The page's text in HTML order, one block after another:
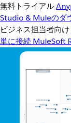
無料トライアル
Studio & Muleのダ
ビジネス担当者向け
単に接続 MuleSoft